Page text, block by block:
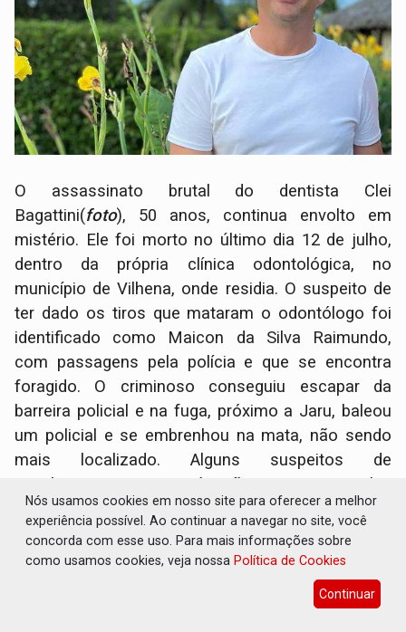
O assassinato brutal do dentista Clei
Bagattini(foto), 50 anos, continua envolto em
mistério. Ele foi morto no último dia 12 de julho,
dentro da própria clínica odontológica, no
município de Vilhena, onde residia. O suspeito de
ter dado os tiros que mataram o odontólogo foi
identificado como Maicon da Silva Raimundo,
com passagens pela polícia e que se encontra
foragido. O criminoso conseguiu escapar da
barreira policial e na fuga, próximo a Jaru, baleou
um policial e se embrenhou na mata, não sendo
mais localizado. Alguns suspeitos de
envolvimento no crime já estão presos. Entre eles
está Raqueline Leme Machado(35).
Organização criminosa
Nós usamos cookies em nosso site para oferecer a melhor
experiência possível. Ao continuar a navegar no site, você
concorda com esse uso. Para mais informações sobre
como usamos cookies, veja nossa Política de Cookies
Continuar